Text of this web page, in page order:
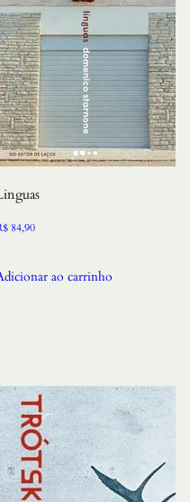
84,90
ao carrinho